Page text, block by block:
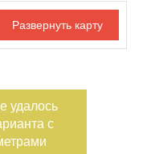
Обмен
С фото
удалось
с